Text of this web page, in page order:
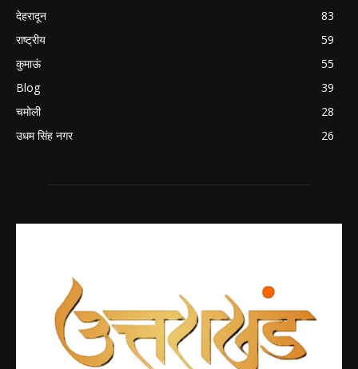
देहरादून
83
राष्ट्रीय
59
कुमाऊं
55
Blog
39
चमोली
28
उधम सिंह नगर
26